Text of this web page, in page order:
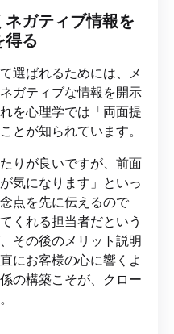
ネガティブ情報を
得る
選ばれるためには、メ
ガティブな情報を開示
を心理学では「両面提
とが知られています。
りが良いですが、前面
気になります」といっ
点を先に伝えるので
くれる担当者だという
その後のメリット説明
にお客様の心に響くよ
の構築こそが、クロー